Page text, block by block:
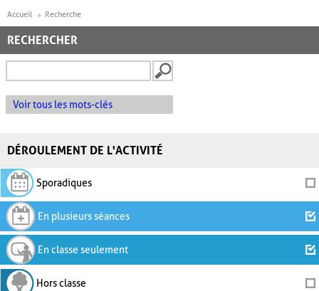
Accueil Recherche
RECHERCHER
Voir tous les mots-clés
DÉROULEMENT DE L'ACTIVITÉ
Sporadiques
En plusieurs séances
En classe seulement
Hors classe